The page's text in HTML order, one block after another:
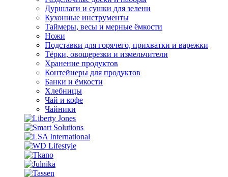
Дуршлаги и сушки для зелени
Кухонные инструменты
Таймеры, весы и мерные ёмкости
Ножи
Подставки для горячего, прихватки и варежки
Тёрки, овощерезки и измельчители
Хранение продуктов
Контейнеры для продуктов
Банки и ёмкости
Хлебницы
Чай и кофе
Чайники